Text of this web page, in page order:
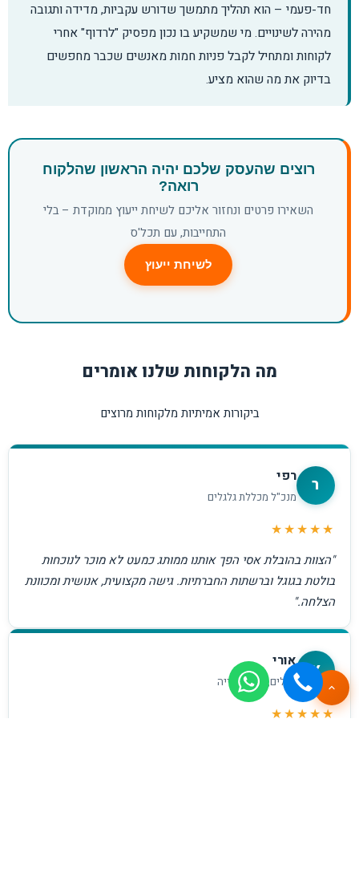
חד-פעמי – הוא תהליך מתמשך שדורש עקביות, מדידה ותגובה
מהירה לשינויים. מי שמשקיע בו נכון מפסיק "לרדוף" אחרי
לקוחות ומתחיל לקבל פניות חמות מאנשים שכבר מחפשים
בדיוק את מה שהוא מציע.
רוצים שהעסק שלכם יהיה הראשון שהלקוח
רואה?
השאירו פרטים ונחזור אליכם לשיחת ייעוץ ממוקדת – בלי
התחייבות, עם תכל'ס
לשיחת ייעוץ
מה הלקוחות שלנו אומרים
ביקורות אמיתיות מלקוחות מרוצים
ר רפי
מנכ"ל מכללת גלגלים
★★★★★
"הצוות בהובלת אסי הפך אותנו ממותג כמעט לא מוכר לנוכחות
בולטת בגוגל וברשתות החברתיות. גישה מקצועית, אנושית ומכוונת
הצלחה."
א אורי
בעלים, חברת בנייה
★★★★★